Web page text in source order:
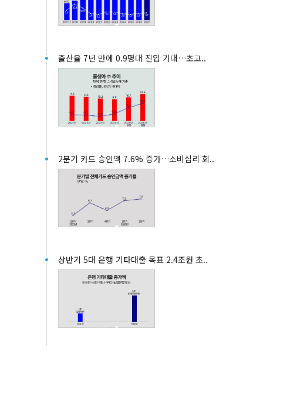
출산율 7년 만에 0.9명대 진입 기대…초고..
2분기 카드 승인액 7.6% 증가…소비심리 회..
상반기 5대 은행 기타대출 목표 2.4조원 초..